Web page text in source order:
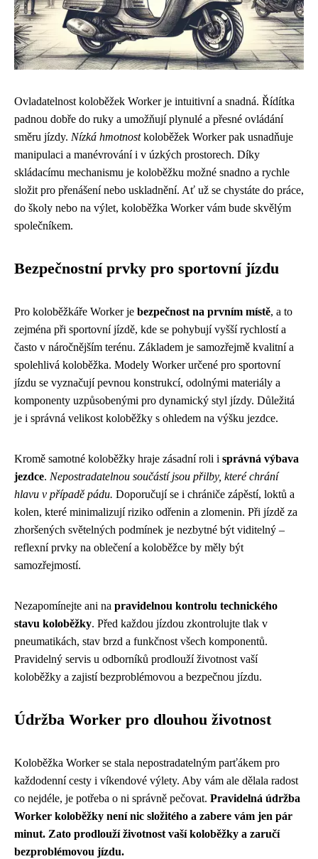
Ovladatelnost koloběžek Worker je intuitivní a snadná. Řídítka
padnou dobře do ruky a umožňují plynulé a přesné ovládání
směru jízdy. Nízká hmotnostkoloběžek Worker pak usnadňuje
manipulaci a manévrování i v úzkých prostorech. Díky
skládacímu mechanismu je koloběžku možné snadno a rychle
složit pro přenášení nebo uskladnění. Ať už se chystáte do práce,
do školy nebo na výlet, koloběžka Worker vám bude skvělým
společníkem.
Bezpečnostní prvky pro sportovní jízdu
Pro koloběžkáře Worker je bezpečnost na prvním místě, a to
zejména při sportovní jízdě, kde se pohybují vyšší rychlostí a
často v náročnějším terénu. Základem je samozřejmě kvalitní a
spolehlivá koloběžka. Modely Worker určené pro sportovní
jízdu se vyznačují pevnou konstrukcí, odolnými materiály a
komponenty uzpůsobenými pro dynamický styl jízdy. Důležitá
je i správná velikost koloběžky s ohledem na výšku jezdce.
Kromě samotné koloběžky hraje zásadní roli i správná výbava
jezdce. Nepostradatelnou součástí jsou přilby, které chrání
hlavu v případě pádu. Doporučují se i chrániče zápěstí, loktů a
kolen, které minimalizují riziko odřenin a zlomenin. Při jízdě za
zhoršených světelných podmínek je nezbytné být viditelný –
reflexní prvky na oblečení a koloběžce by měly být
samozřejmostí.
Nezapomínejte ani na pravidelnou kontrolu technického
stavu koloběžky. Před každou jízdou zkontrolujte tlak v
pneumatikách, stav brzd a funkčnost všech komponentů.
Pravidelný servis u odborníků prodlouží životnost vaší
koloběžky a zajistí bezproblémovou a bezpečnou jízdu.
Údržba Worker pro dlouhou životnost
Koloběžka Worker se stala nepostradatelným parťákem pro
každodenní cesty i víkendové výlety. Aby vám ale dělala radost
co nejdéle, je potřeba o ni správně pečovat. Pravidelná údržba
Worker koloběžky není nic složitého a zabere vám jen pár
minut. Zato prodlouží životnost vaší koloběžky a zaručí
bezproblémovou jízdu.